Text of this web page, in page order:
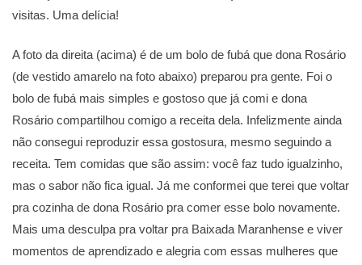
visitas. Uma delícia!
A foto da direita (acima) é de um bolo de fubá que dona Rosário
(de vestido amarelo na foto abaixo) preparou pra gente. Foi o
bolo de fubá mais simples e gostoso que já comi e dona
Rosário compartilhou comigo a receita dela. Infelizmente ainda
não consegui reproduzir essa gostosura, mesmo seguindo a
receita. Tem comidas que são assim: você faz tudo igualzinho,
mas o sabor não fica igual. Já me conformei que terei que voltar
pra cozinha de dona Rosário pra comer esse bolo novamente.
Mais uma desculpa pra voltar pra Baixada Maranhense e viver
momentos de aprendizado e alegria com essas mulheres que